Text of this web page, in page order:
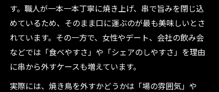
す。職人が一本一本丁寧に焼き上げ、串で旨みを閉じ込
めているため、そのまま口に運ぶのが最も美味しいとさ
れています。その一方で、女性やデート、会社の飲み会
などでは「食べやすさ」や「シェアのしやすさ」を理由
に串から外すケースも増えています。
実際には、焼き鳥を外すかどうかは「場の雰囲気」や